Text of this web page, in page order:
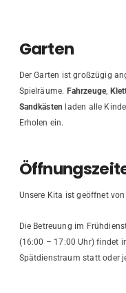
Garten
Der Garten ist großzügig
Spielräume. Fahrzeuge,
Sandkästen laden alle
Erholen ein.
Unsere Kita ist geöffnet von
Die Betreuung im
(16:00 – 17:00 Uhr) findet
Spätdienstraum statt oder